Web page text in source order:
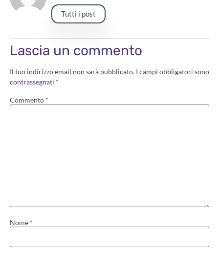
Tutti i post
Lascia un commento
Il tuo indirizzo email non sarà pubblicato. I campi obbligatori sono
contrassegnati *
Commento *
Nome *